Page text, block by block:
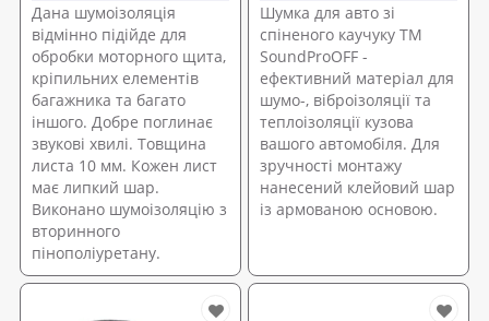
Дана шумоізоляція
відмінно підійде для
обробки моторного щита,
кріпильних елементів
багажника та багато
іншого. Добре поглинає
звукові хвилі. Товщина
листа 10 мм. Кожен лист
має липкий шар.
Виконано шумоізоляцію з
вторинного
пінополіуретану.
Шумка для авто зі
спіненого каучуку ТМ
SoundProOFF -
ефективний матеріал для
шумо-, віброізоляції та
теплоізоляції кузова
вашого автомобіля. Для
зручності монтажу
нанесений клейовий шар
із армованою основою.